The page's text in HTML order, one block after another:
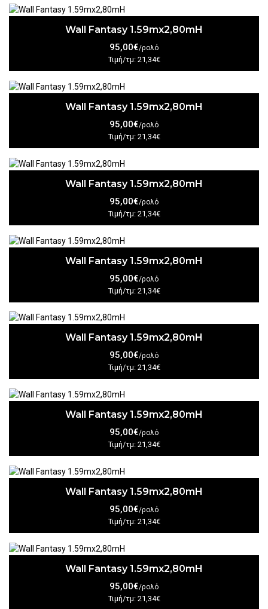
Wall Fantasy 1.59mx2,80mH
95,00€/ρολό
Τιμή/τμ: 21,34€
Wall Fantasy 1.59mx2,80mH
95,00€/ρολό
Τιμή/τμ: 21,34€
Wall Fantasy 1.59mx2,80mH
95,00€/ρολό
Τιμή/τμ: 21,34€
Wall Fantasy 1.59mx2,80mH
95,00€/ρολό
Τιμή/τμ: 21,34€
Wall Fantasy 1.59mx2,80mH
95,00€/ρολό
Τιμή/τμ: 21,34€
Wall Fantasy 1.59mx2,80mH
95,00€/ρολό
Τιμή/τμ: 21,34€
Wall Fantasy 1.59mx2,80mH
95,00€/ρολό
Τιμή/τμ: 21,34€
Wall Fantasy 1.59mx2,80mH
95,00€/ρολό
Τιμή/τμ: 21,34€